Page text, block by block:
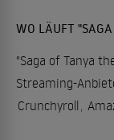
WO LÄUFT
"Saga of Tanya
Streaming-
Crunchyroll